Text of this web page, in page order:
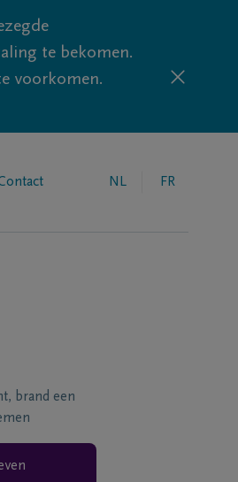
te bekomen.
voorkomen.
NL FR
brand een